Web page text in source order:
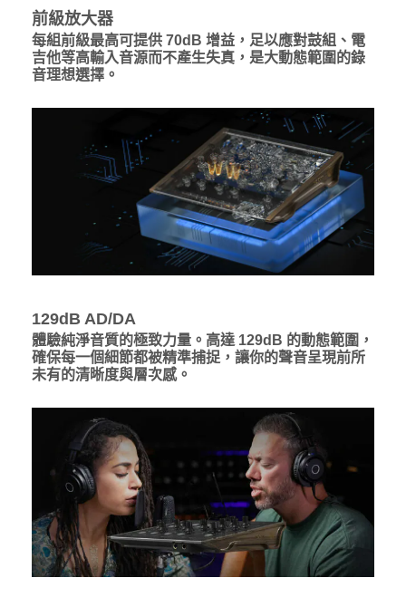
前級放大器
每組前級最高可提供 70dB 增益，足以應對鼓組、電
吉他等高輸入音源而不產生失真，是大動態範圍的錄
音理想選擇。
129dB AD/DA
體驗純淨音質的極致力量。高達 129dB 的動態範圍，
確保每一個細節都被精準捕捉，讓你的聲音呈現前所
未有的清晰度與層次感。